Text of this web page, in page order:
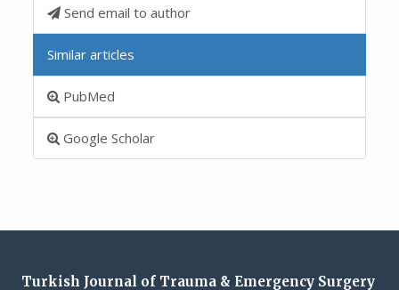
Send email to author
Similar articles
PubMed
Google Scholar
Turkish Journal of Trauma & Emergency Surgery